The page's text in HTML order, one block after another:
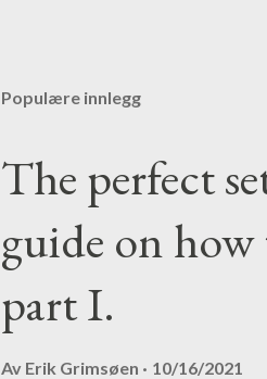
Populære innlegg
The perfect
guide on
part I.
Av Erik Grimsøen 10/16/2021